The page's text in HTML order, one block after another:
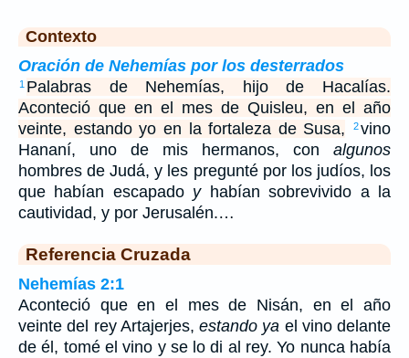
Contexto
Oración de Nehemías por los desterrados
1 Palabras de Nehemías, hijo de Hacalías.
Aconteció que en el mes de Quisleu, en el año
veinte, estando yo en la fortaleza de Susa,
2vino
Hananí, uno de mis hermanos, con algunos
hombres de Judá, y les pregunté por los judíos, los
que habían escapado yhabían sobrevivido a la
cautividad, y por Jerusalén.…
Referencia Cruzada
Nehemías 2:1
Aconteció que en el mes de Nisán, en el año
veinte del rey Artajerjes, estando ya el vino delante
de él, tomé el vino y se lo di al rey. Yo nunca había